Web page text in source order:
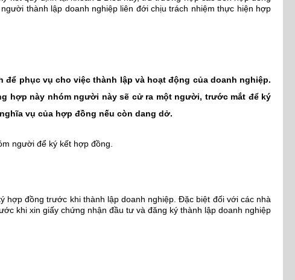
thành lập doanh nghiệp liên đới chịu trách nhiệm thực hiện hợp
phục vụ cho việc thành lập và hoạt động của doanh nghiệp.
hợp này nhóm người này sẽ cử ra một người, trước mắt để ký
vụ của hợp đồng nếu còn dang dở.
người để ký kết hợp đồng.
hợp đồng trước khi thành lập doanh nghiệp. Đặc biệt đối với các nhà
khi xin giấy chứng nhận đầu tư và đăng ký thành lập doanh nghiệp